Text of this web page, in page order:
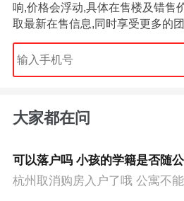
响,价格会浮动,具体在售楼及错售
取最新在售信息,同时享受更多的团
大家都在问
可以落户吗 小孩的学籍是否随
杭州取消购房入户了哦 公寓不